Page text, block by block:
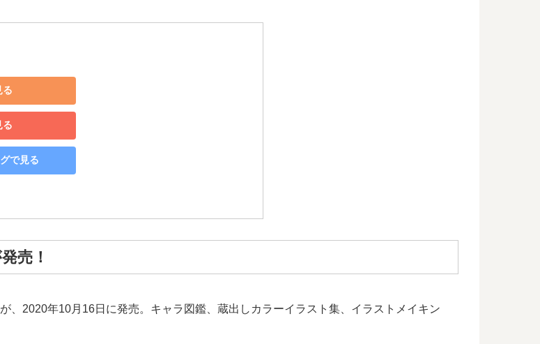
る
る
で見る
売！
、2020年10月16日に発売。キャラ図鑑、蔵出しカラーイラスト集、イラストメイキン